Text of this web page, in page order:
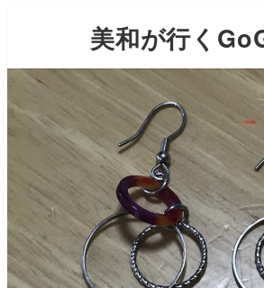
美和が行く